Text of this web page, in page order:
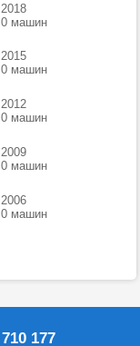
2018
0 машин
2015
0 машин
2012
0 машин
2009
0 машин
2006
0 машин
710 177